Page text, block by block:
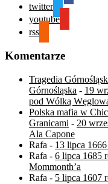
twitter
youtube
rss
Komentarze
Tragedia
Górnośląska - 19
pod Wólką
Polska mafia w
Granicami - 20
Ala Capone
Rafa - 13 lipca
Rafa - 6 lipca 1685
Mommonth’a
Rafa - 5 lipca 1607